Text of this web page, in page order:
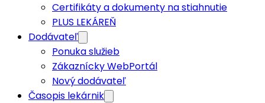
Certifikáty a dokumenty na stiahnutie
PLUS LEKÁREŇ
Dodávateľ
Ponuka služieb
Zákaznícky WebPortál
Nový dodávateľ
Časopis lekárnik